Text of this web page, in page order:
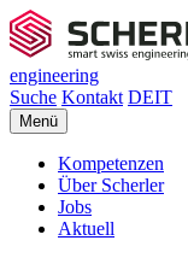
engineering
Suche Kontakt DEIT
Menü
Kompetenzen
Über Scherler
Jobs
Aktuell